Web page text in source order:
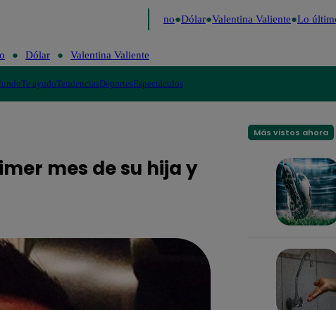
Fútbol peruano Dólar Valentina Valiente Lo último
Dólar Valentina Valiente
Te ayudoTendenciasDeportesEspectáculos
mes de su hija y
Más vistos ahora